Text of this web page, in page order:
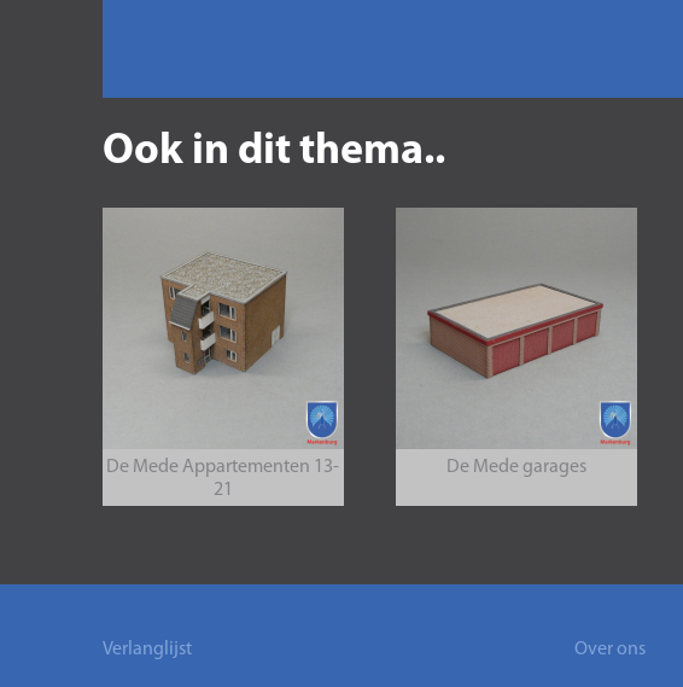
Ook in dit thema..
De Mede Appartementen 13-
21
De Mede garages
Verlanglijst Over ons